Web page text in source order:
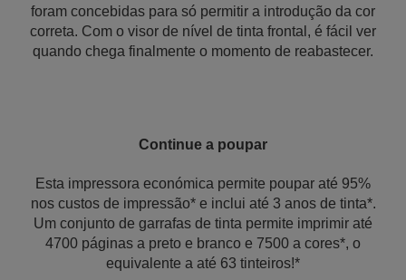
foram concebidas para só permitir a introdução da cor
correta. Com o visor de nível de tinta frontal, é fácil ver
quando chega finalmente o momento de reabastecer.
Continue a poupar
Esta impressora económica permite poupar até 95%
nos custos de impressão* e inclui até 3 anos de tinta*.
Um conjunto de garrafas de tinta permite imprimir até
4700 páginas a preto e branco e 7500 a cores*, o
equivalente a até 63 tinteiros!*